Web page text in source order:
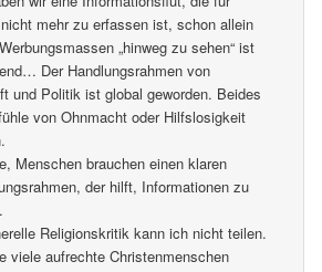
mehr zu erfassen ist, schon allein
„hinweg zu sehen“ ist
Der Handlungsrahmen von
und Politik ist global geworden. Beides
von Ohnmacht oder Hilfslosigkeit
Menschen brauchen einen klaren
der hilft, Informationen zu
Religionskritik kann ich nicht teilen.
viele aufrechte Christenmenschen